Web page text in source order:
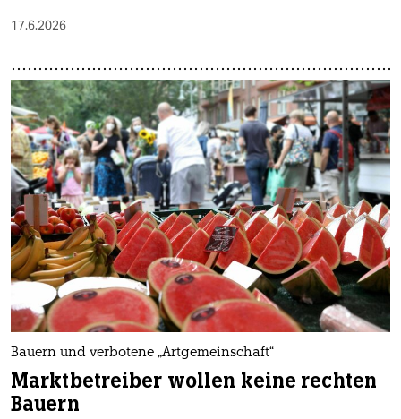
17.6.2026
Bauern und verbotene „Artgemeinschaft“
Marktbetreiber wollen keine rechten
Bauern